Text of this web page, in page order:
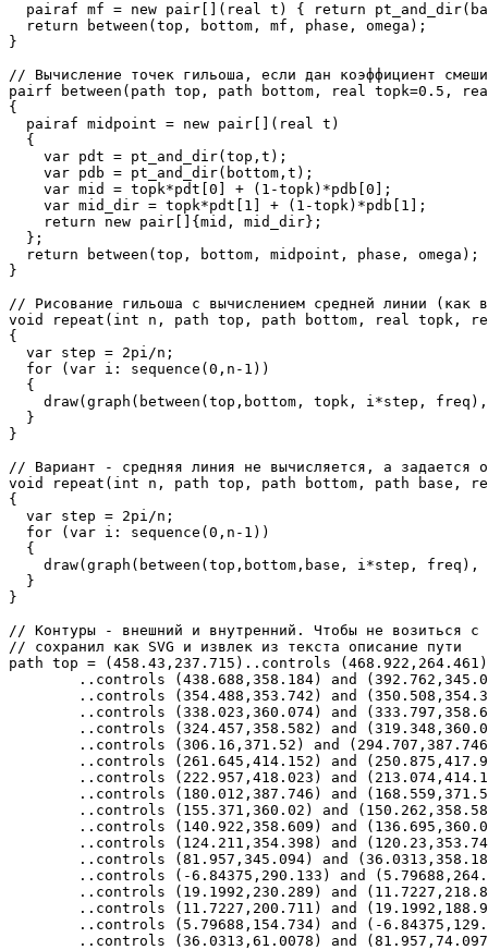
pairaf mf = new pair[](real t) { return
  return between(top, bottom, mf, phase, omega);
}
// Вычисление точек гильоша, если дан коэффициент
pairf between(path top, path bottom, real topk=0.5,
{
  pairaf midpoint = new pair[](real t)
  {
    var pdt = pt_and_dir(top,t);
    var pdb = pt_and_dir(bottom,t);
    var mid = topk*pdt[0] + (1-topk)*pdb[0];
    var mid_dir = topk*pdt[1] + (1-topk)*pdb[1];
    return new pair[]{mid, mid_dir};
  };
  return between(top, bottom, midpoint, phase, omega);
}
// Рисование гильоша с вычислением средней линии (как
void repeat(int n, path top, path bottom, real topk,
{
  var step = 2pi/n;
  for (var i: sequence(0,n-1))
  {
draw(graph(between(top,bottom, topk, i*step,
  }
}
// Вариант - средняя линия не вычисляется, а задается
void repeat(int n, path top, path bottom, path base,
{
  var step = 2pi/n;
  for (var i: sequence(0,n-1))
  {
draw(graph(between(top,bottom,base, i*step, freq),
  }
}
// Контуры - внешний и внутренний. Чтобы не возиться с
// сохранил как SVG и извлек из текста описание пути
path top = (458.43,237.715)..controls